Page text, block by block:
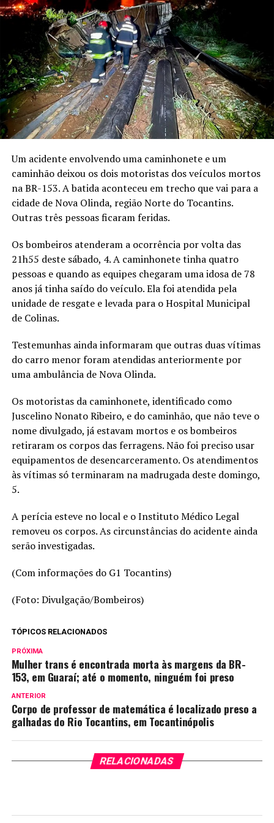
Um acidente envolvendo uma caminhonete e um
caminhão deixou os dois motoristas dos veículos mortos
na BR-153. A batida aconteceu em trecho que vai para a
cidade de Nova Olinda, região Norte do Tocantins.
Outras três pessoas ficaram feridas.
Os bombeiros atenderam a ocorrência por volta das
21h55 deste sábado, 4. A caminhonete tinha quatro
pessoas e quando as equipes chegaram uma idosa de 78
anos já tinha saído do veículo. Ela foi atendida pela
unidade de resgate e levada para o Hospital Municipal
de Colinas.
Testemunhas ainda informaram que outras duas vítimas
do carro menor foram atendidas anteriormente por
uma ambulância de Nova Olinda.
Os motoristas da caminhonete, identificado como
Juscelino Nonato Ribeiro, e do caminhão, que não teve o
nome divulgado, já estavam mortos e os bombeiros
retiraram os corpos das ferragens. Não foi preciso usar
equipamentos de desencarceramento. Os atendimentos
às vítimas só terminaram na madrugada deste domingo,
5.
A perícia esteve no local e o Instituto Médico Legal
removeu os corpos. As circunstâncias do acidente ainda
serão investigadas.
(Com informações do G1 Tocantins)
(Foto: Divulgação/Bombeiros)
TÓPICOS RELACIONADOS
PRÓXIMA
Mulher trans é encontrada morta às margens da BR-
153, em Guaraí; até o momento, ninguém foi preso
ANTERIOR
Corpo de professor de matemática é localizado preso a
galhadas do Rio Tocantins, em Tocantinópolis
RELACIONADAS